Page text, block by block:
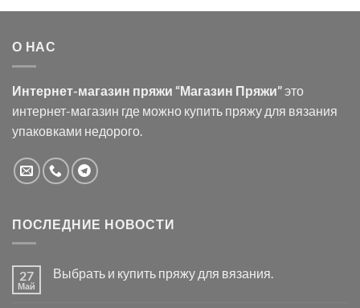
О НАС
Интернет-магазин пряжи “Магазин Пряжи”это
интернет-магазин где можно купить пряжу для вязания
упаковками недорого.
ПОСЛЕДНИЕ НОВОСТИ
27
Май
Выбрать и купить пряжу для вязания.